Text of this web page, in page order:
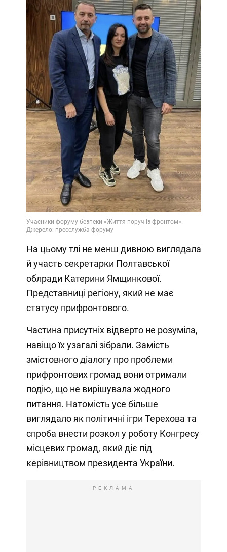
На цьому тлі не менш дивною виглядала
й участь секретарки Полтавської
облради Катерини Ямщинкової.
Представниці регіону, який не має
статусу прифронтового.
Частина присутніх відверто не розуміла,
навіщо їх узагалі зібрали. Замість
змістовного діалогу про проблеми
прифронтових громад вони отримали
подію, що не вирішувала жодного
питання. Натомість усе більше
виглядало як політичні ігри Терехова та
спроба внести розкол у роботу Конгресу
місцевих громад, який діє під
керівництвом президента України.
РЕКЛАМА